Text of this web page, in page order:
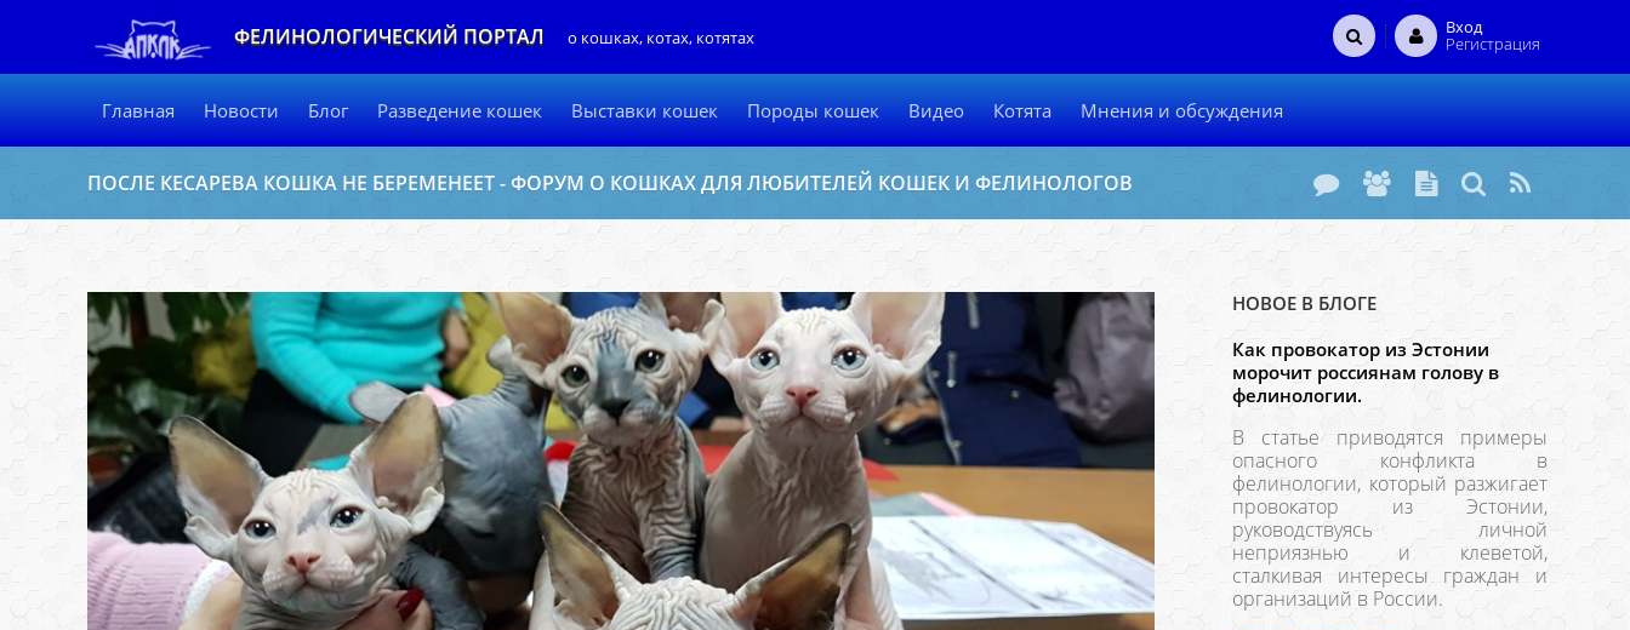
ФЕЛИНОЛОГИЧЕСКИЙ ПОРТАЛ о кошках, котах, котятах Вход
Регистрация
Главная Новости Блог Разведение кошек Выставки кошек Породы кошек Видео Котята Мнения и обсуждения
ПОСЛЕ КЕСАРЕВА КОШКА НЕ БЕРЕМЕНЕЕТ - ФОРУМ О КОШКАХ ДЛЯ ЛЮБИТЕЛЕЙ КОШЕК И ФЕЛИНОЛОГОВ
НОВОЕ В БЛОГЕ
Как провокатор из Эстонии
морочит россиянам голову в
фелинологии.
В статье приводятся примеры
опасного конфликта в
фелинологии, который разжигает
провокатор из Эстонии,
руководствуясь личной
неприязнью и клеветой,
сталкивая интересы граждан и
организаций в России.